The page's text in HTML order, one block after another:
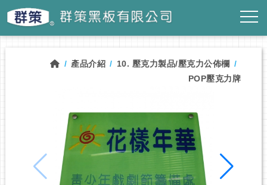
產品介紹
10. 壓克力製品/壓克力公佈欄
POP壓克力牌